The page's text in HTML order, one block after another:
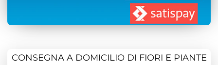
CONSEGNA A DOMICILIO DI FIORI E PIANTE